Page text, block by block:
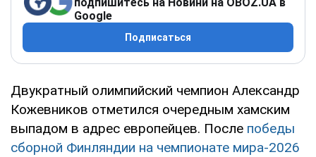
Google
Подписаться
Двукратный олимпийский чемпион Александр
Кожевников отметился очередным хамским
выпадом в адрес европейцев. После победы
сборной Финляндии на чемпионате мира-2026